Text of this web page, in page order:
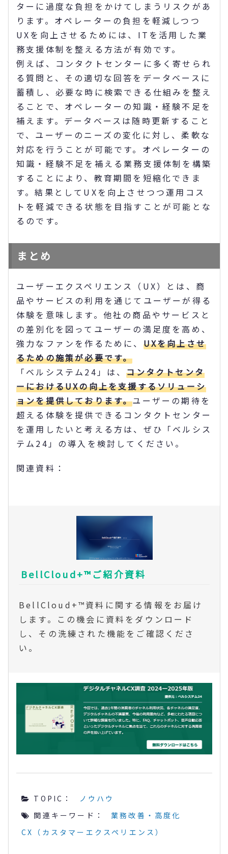
ターに過度な負担をかけてしまうリスクがあ
ります。オペレーターの負担を軽減しつつ
UXを向上させるためには、ITを活用した業
務支援体制を整える方法が有効です。
例えば、コンタクトセンターに多く寄せられ
る質問と、その適切な回答をデータベースに
蓄積し、必要な時に検索できる仕組みを整え
ることで、オペレーターの知識・経験不足を
補えます。データベースは随時更新すること
で、ユーザーのニーズの変化に対し、柔軟な
対応を行うことが可能です。オペレーターの
知識・経験不足を補える業務支援体制を構築
することにより、教育期間を短縮化できま
す。結果としてUXを向上させつつ運用コス
トを軽減できる状態を目指すことが可能とな
るのです。
まとめ
ユーザーエクスペリエンス（UX）とは、商
品やサービスの利用を通じてユーザーが得る
体験を意味します。他社の商品やサービスと
の差別化を図ってユーザーの満足度を高め、
強力なファンを作るために、 UXを向上させ
るための施策が必要です。
「ベルシステム24」は、コンタクトセンタ
ーにおけるUXの向上を支援するソリューシ
ョンを提供しております。ユーザーの期待を
超える体験を提供できるコンタクトセンター
を運用したいと考える方は、ぜひ「ベルシス
テム24」の導入を検討してください。
関連資料：
BellCloud+™ご紹介資料
BellCloud+™資料に関する情報をお届け
します。この機会に資料をダウンロード
し、その洗練された機能をご確認くださ
い。
TOPIC：
ノウハウ
関連キーワード：
業務改善・高度化
CX（カスタマーエクスペリエンス）